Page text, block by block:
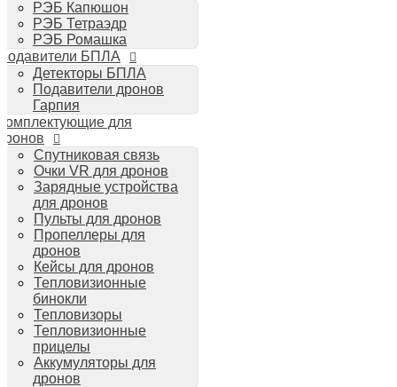
Стайлеры для волос Dyson
Пылесосы Dyson
Аудио и видео DJI
Ручные камеры
DJI Osmo Action 3
DJI Osmo Pocket 3
Стабилизаторы
DJI Osmo Mobile 6
DJI RS 3 Pro
РЭБ Капюшон
РЭБ Тетраэдр
РЭБ Ромашка
БПЛА
Детекторы БПЛА
Подавители дронов
Гарпия
для
Спутниковая связь
Очки VR для дронов
Зарядные устройства
для дронов
Пульты для дронов
Пропеллеры для
дронов
Кейсы для дронов
Тепловизионные
бинокли
Тепловизоры
Тепловизионные
прицелы
Аккумуляторы для
дронов